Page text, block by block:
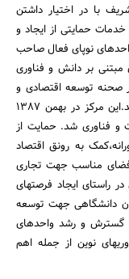
با در اختیار داشتن
بناى مفید از سال 1382 با ارایه خدمات حمایتى از ایجاد و
نوپاى فعال صاحب
مبتنى بر دانش و فناورى
صحنه توسعه اقتصادى و
فناورانه در سطوح ملى و فراملى کشور آماده گردند.این مرکز در بهمن 1387
و فناورى شد. حمایت از
به رونق اقتصاد
فضاى مناسب جهت تجارى
راستاى ایجاد فرصتهاى
دانشگاهى جهت توسعه
گسترش و رشد واحدهاى
نوین از جمله اهم